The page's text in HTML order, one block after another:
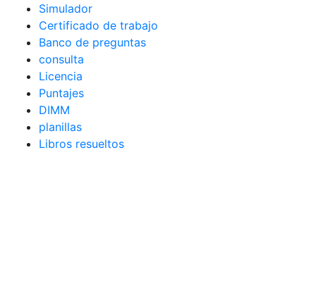
Simulador
Certificado de trabajo
Banco de preguntas
consulta
Licencia
Puntajes
DIMM
planillas
Libros resueltos